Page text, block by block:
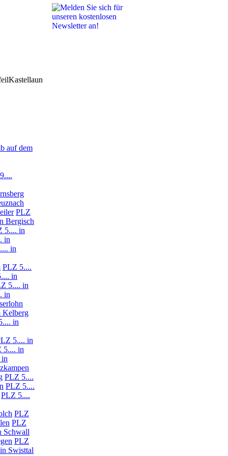
Kastellaun
auf dem
PLZ
Bergisch
5.... in
in
in
PLZ 5....
in
5.... in
in
Kelberg
in
5.... in
5.... in
PLZ 5....
PLZ 5....
PLZ 5....
PLZ
PLZ
Schwall
PLZ
Swisttal